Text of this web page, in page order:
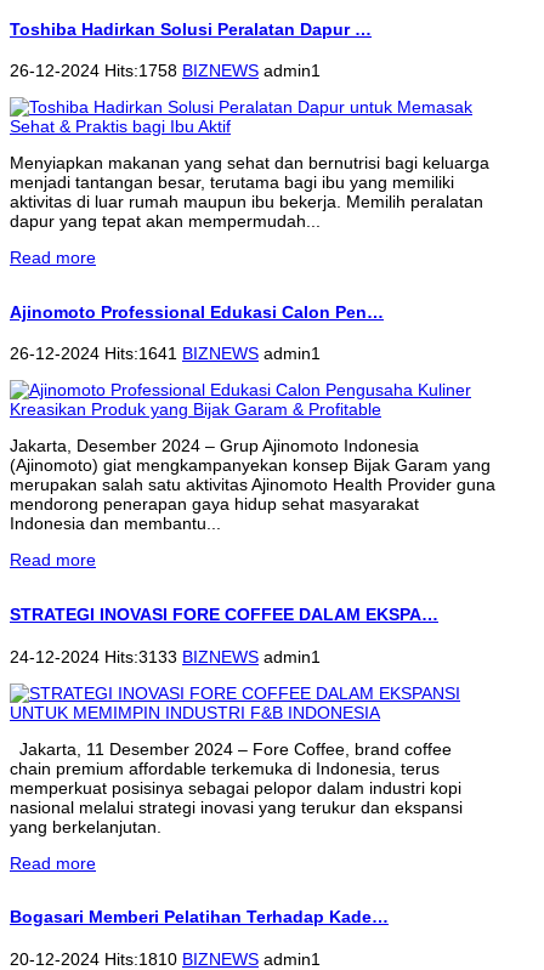
Toshiba Hadirkan Solusi Peralatan Dapur …
26-12-2024 Hits:1758 BIZNEWS admin1
Menyiapkan makanan yang sehat dan bernutrisi bagi keluarga
menjadi tantangan besar, terutama bagi ibu yang memiliki
aktivitas di luar rumah maupun ibu bekerja. Memilih peralatan
dapur yang tepat akan mempermudah...
Read more
Ajinomoto Professional Edukasi Calon Pen…
26-12-2024 Hits:1641 BIZNEWS admin1
Jakarta, Desember 2024 – Grup Ajinomoto Indonesia
(Ajinomoto) giat mengkampanyekan konsep Bijak Garam yang
merupakan salah satu aktivitas Ajinomoto Health Provider guna
mendorong penerapan gaya hidup sehat masyarakat
Indonesia dan membantu...
Read more
STRATEGI INOVASI FORE COFFEE DALAM EKSPA…
24-12-2024 Hits:3133 BIZNEWS admin1
Jakarta, 11 Desember 2024 – Fore Coffee, brand coffee
chain premium affordable terkemuka di Indonesia, terus
memperkuat posisinya sebagai pelopor dalam industri kopi
nasional melalui strategi inovasi yang terukur dan ekspansi
yang berkelanjutan.
Read more
Bogasari Memberi Pelatihan Terhadap Kade…
20-12-2024 Hits:1810 BIZNEWS admin1